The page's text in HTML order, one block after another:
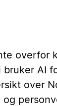
overfor
AI
over